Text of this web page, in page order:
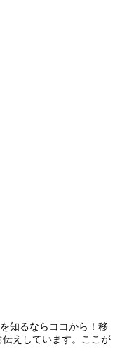
知るならココから！移
えしています。ここが